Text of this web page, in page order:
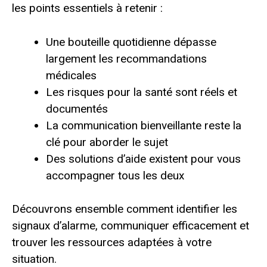
les points essentiels à retenir :
Une bouteille quotidienne dépasse
largement les recommandations
médicales
Les risques pour la santé sont réels et
documentés
La communication bienveillante reste la
clé pour aborder le sujet
Des solutions d’aide existent pour vous
accompagner tous les deux
Découvrons ensemble comment identifier les
signaux d’alarme, communiquer efficacement et
trouver les ressources adaptées à votre
situation.